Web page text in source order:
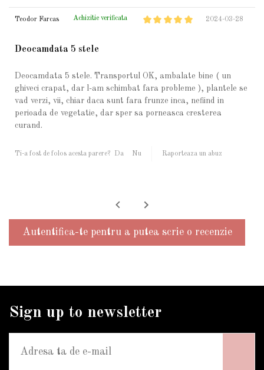
Teodor Farcas Achizitie verificata 2024-03-28
Deocamdata 5 stele
Deocamdata 5 stele. Transportul OK, ambalate bine ( un
ghiveci crapat, dar l-am schimbat fara probleme ), plantele se
vad verzi, vii, chiar daca sunt fara frunze inca, nefiind in
perioada de vegetatie, dar sper sa porneasca cresterea
curand.
Ti-a fost de folos acesta parere? Da Nu Raporteaza un abuz
Autentifica-te pentru a putea scrie o recenzie
Sign up to newsletter